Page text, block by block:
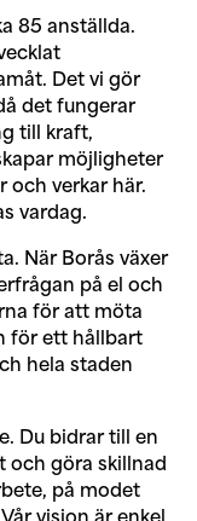
85 anställda.
Det vi gör
det fungerar
till kraft,
möjligheter
och verkar här.
vardag.
När Borås växer
på el och
för att möta
för ett hållbart
hela staden
Du bidrar till en
och göra skillnad
på modet